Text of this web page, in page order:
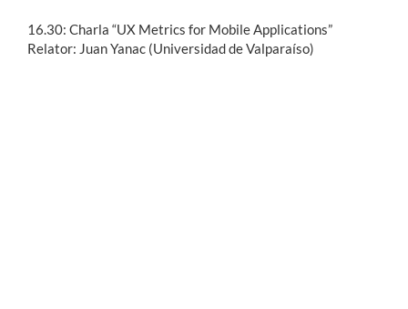
16.30: Charla “UX Metrics for Mobile Applications”
Relator: Juan Yanac (Universidad de Valparaíso)